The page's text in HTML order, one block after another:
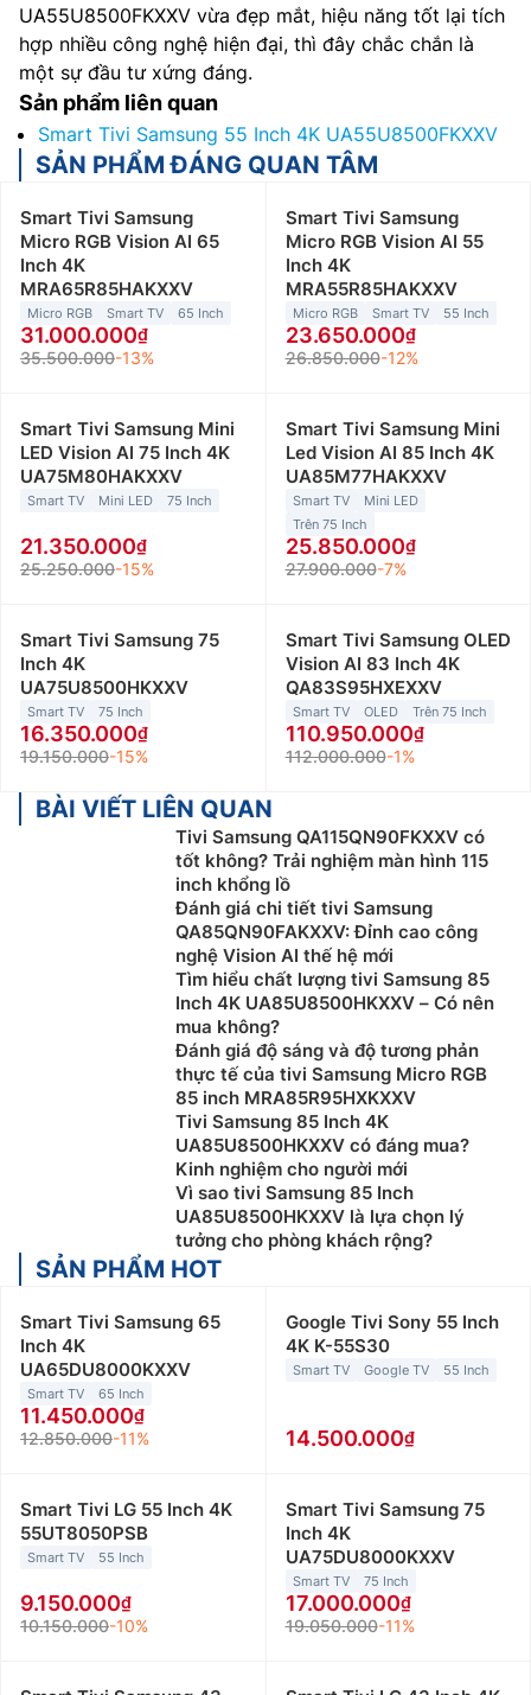
UA55U8500FKXXV vừa đẹp mắt, hiệu năng tốt lại tích
hợp nhiều công nghệ hiện đại, thì đây chắc chắn là
một sự đầu tư xứng đáng.
Sản phẩm liên quan
Smart Tivi Samsung 55 Inch 4K UA55U8500FKXXV
SẢN PHẨM ĐÁNG QUAN TÂM
Smart Tivi Samsung
Micro RGB Vision AI 65
Inch 4K
MRA65R85HAKXXV
Micro RGB Smart TV 65 Inch
31.000.000
35.500.000-13%
Smart Tivi Samsung
Micro RGB Vision AI 55
Inch 4K
MRA55R85HAKXXV
Micro RGB Smart TV 55 Inch
23.650.000
26.850.000-12%
Smart Tivi Samsung Mini
LED Vision AI 75 Inch 4K
UA75M80HAKXXV
Smart TV Mini LED 75 Inch
21.350.000
25.250.000-15%
Smart Tivi Samsung Mini
Led Vision AI 85 Inch 4K
UA85M77HAKXXV
Smart TV
Mini LED
Trên 75 Inch
25.850.000
27.900.000-7%
Smart Tivi Samsung 75
Inch 4K
UA75U8500HKXXV
Smart TV 75 Inch
16.350.000
19.150.000-15%
Smart Tivi Samsung OLED
Vision AI 83 Inch 4K
QA83S95HXEXXV
Smart TV OLED Trên 75 Inch
110.950.000
112.000.000-1%
BÀI VIẾT LIÊN QUAN
Tivi Samsung QA115QN90FKXXV có
tốt không? Trải nghiệm màn hình 115
inch khổng lồ
Đánh giá chi tiết tivi Samsung
QA85QN90FAKXXV: Đỉnh cao công
nghệ Vision AI thế hệ mới
Tìm hiểu chất lượng tivi Samsung 85
Inch 4K UA85U8500HKXXV – Có nên
mua không?
Đánh giá độ sáng và độ tương phản
thực tế của tivi Samsung Micro RGB
85 inch MRA85R95HXKXXV
Tivi Samsung 85 Inch 4K
UA85U8500HKXXV có đáng mua?
Kinh nghiệm cho người mới
Vì sao tivi Samsung 85 Inch
UA85U8500HKXXV là lựa chọn lý
tưởng cho phòng khách rộng?
SẢN PHẨM HOT
Smart Tivi Samsung 65
Inch 4K
UA65DU8000KXXV
Smart TV 65 Inch
11.450.000
12.850.000-11%
Google Tivi Sony 55 Inch
4K K-55S30
Smart TV Google TV 55 Inch
14.500.000
Smart Tivi LG 55 Inch 4K
55UT8050PSB
Smart TV 55 Inch
9.150.000
10.150.000-10%
Smart Tivi Samsung 75
Inch 4K
UA75DU8000KXXV
Smart TV 75 Inch
17.000.000
19.050.000-11%